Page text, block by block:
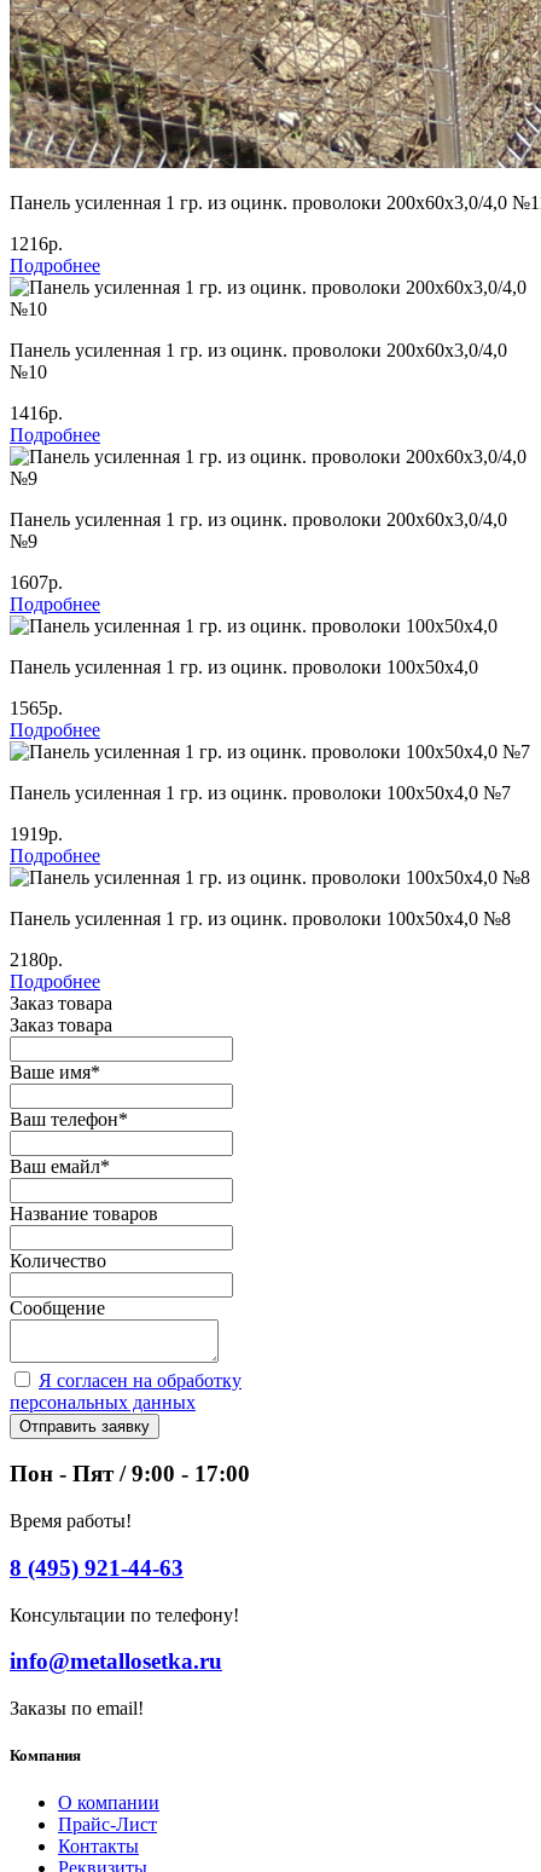
Панель усиленная 1 гр. из оцинк. проволоки 200х60х3,0/4,0
1216р.
Подробнее
Панель усиленная 1 гр. из оцинк. проволоки 200х60х3,0/4,0
№10
1416р.
Подробнее
Панель усиленная 1 гр. из оцинк. проволоки 200х60х3,0/4,0
№9
1607р.
Подробнее
Панель усиленная 1 гр. из оцинк. проволоки 100х50х4,0
1565р.
Подробнее
Панель усиленная 1 гр. из оцинк. проволоки 100х50х4,0 №7
1919р.
Подробнее
Панель усиленная 1 гр. из оцинк. проволоки 100х50х4,0 №8
2180р.
Подробнее
Заказ товара
Заказ товара
Ваше имя*
Ваш телефон*
Ваш емайл*
Название товаров
Количество
Сообщение
Я согласен на обработку
персональных данных
Отправить заявку
Пон - Пят / 9:00 - 17:00
Время работы!
8 (495) 921-44-63
Консультации по телефону!
info@metallosetka.ru
Заказы по email!
Компания
О компании
Прайс-Лист
Контакты